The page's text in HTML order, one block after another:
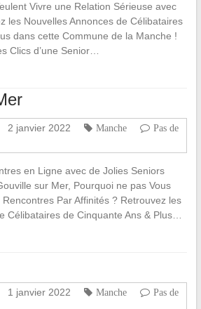
Vivre une Relation Sérieuse avec
les Nouvelles Annonces de Célibataires
dans cette Commune de la Manche !
Clics d’une Senior…
2 janvier 2022 Manche
Pas de
en Ligne avec de Jolies Seniors
sur Mer, Pourquoi ne pas Vous
Par Affinités ? Retrouvez les
Célibataires de Cinquante Ans & Plus…
1 janvier 2022 Manche
Pas de